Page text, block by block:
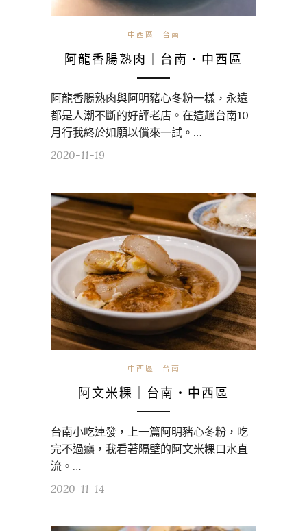
中西區 台南
阿龍香腸熟肉｜台南・中西區
阿龍香腸熟肉與阿明豬心冬粉一樣，永遠
都是人潮不斷的好評老店。在這趟台南10
月行我終於如願以償來一試。…
2020-11-19
中西區 台南
阿文米粿｜台南・中西區
台南小吃連發，上一篇阿明豬心冬粉，吃
完不過癮，我看著隔壁的阿文米粿口水直
流。…
2020-11-14